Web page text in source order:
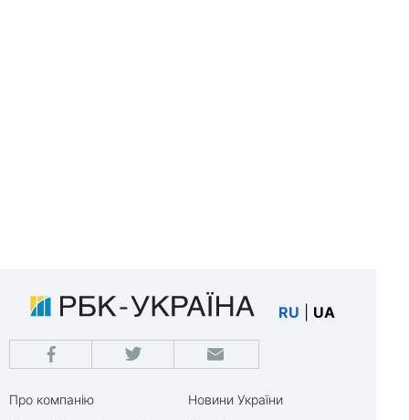
RU UA
Про компанію
Новини України